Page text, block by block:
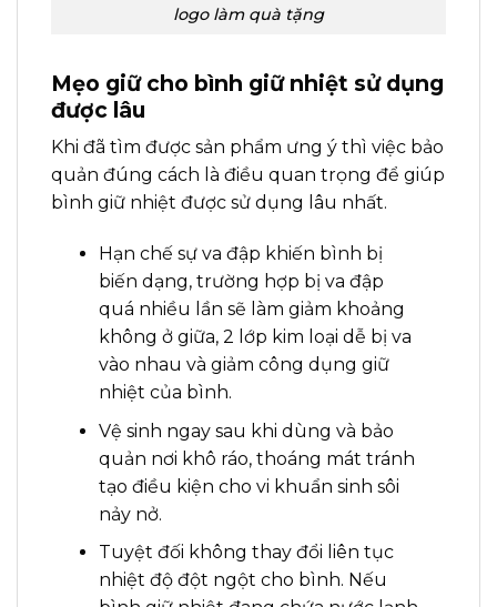
logo làm quà tặng
Mẹo giữ cho bình giữ nhiệt sử dụng
được lâu
Khi đã tìm được sản phẩm ưng ý thì việc bảo
quản đúng cách là điều quan trọng để giúp
bình giữ nhiệt được sử dụng lâu nhất.
Hạn chế sự va đập khiến bình bị
biến dạng, trường hợp bị va đập
quá nhiều lần sẽ làm giảm khoảng
không ở giữa, 2 lớp kim loại dễ bị va
vào nhau và giảm công dụng giữ
nhiệt của bình.
Vệ sinh ngay sau khi dùng và bảo
quản nơi khô ráo, thoáng mát tránh
tạo điều kiện cho vi khuẩn sinh sôi
nảy nở.
Tuyệt đối không thay đổi liên tục
nhiệt độ đột ngột cho bình. Nếu